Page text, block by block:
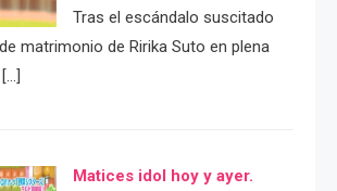
Tras el escándalo suscitado
matrimonio de Ririka Suto en plena
Matices idol hoy y ayer.